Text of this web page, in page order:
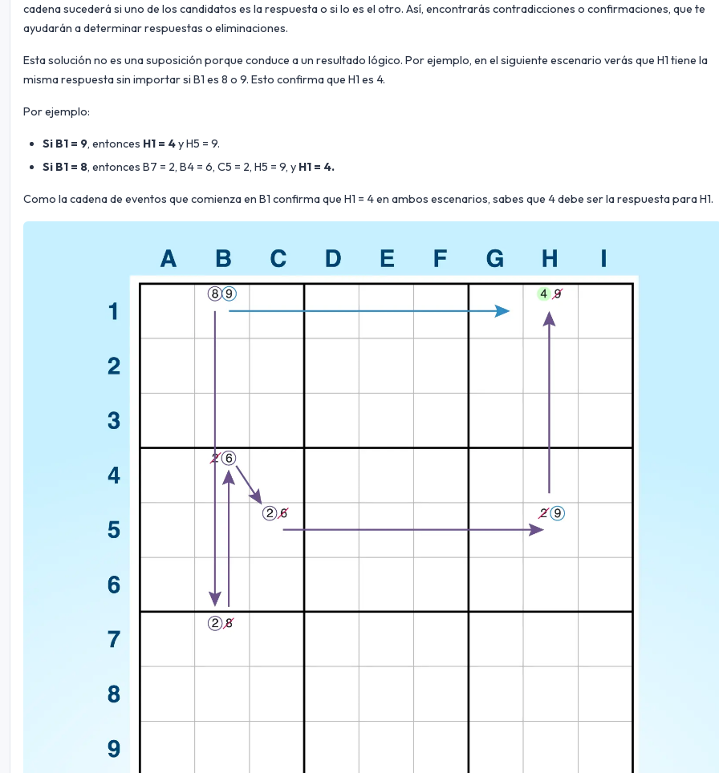
cadena sucederá si uno de los candidatos es la respuesta o si lo es el otro. Así, encontrarás contradicciones o confirmaciones, que te
ayudarán a determinar respuestas o eliminaciones.
Esta solución no es una suposición porque conduce a un resultado lógico. Por ejemplo, en el siguiente escenario verás que H1 tiene la
misma respuesta sin importar si B1 es 8 o 9. Esto confirma que H1 es 4.
Por ejemplo:
Si B1 = 9, entonces H1 = 4y H5 = 9.
Si B1 = 8, entonces B7 = 2, B4 = 6, C5 = 2, H5 = 9, y H1 = 4.
Como la cadena de eventos que comienza en B1 confirma que H1 = 4 en ambos escenarios, sabes que 4 debe ser la respuesta para H1.